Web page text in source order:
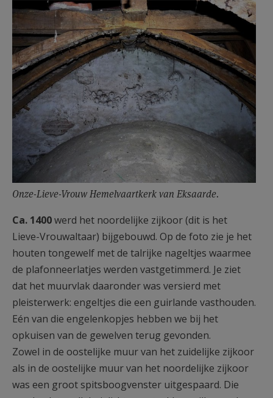
Onze-Lieve-Vrouw Hemelvaartkerk van Eksaarde.
Ca. 1400werd het noordelijke zijkoor (dit is het
Lieve-Vrouwaltaar) bijgebouwd. Op de foto zie je het
houten tongewelf met de talrijke nageltjes waarmee
de plafonneerlatjes werden vastgetimmerd. Je ziet
dat het muurvlak daaronder was versierd met
pleisterwerk: engeltjes die een guirlande vasthouden.
Eén van die engelenkopjes hebben we bij het
opkuisen van de gewelven terug gevonden.
Zowel in de oostelijke muur van het zuidelijke zijkoor
als in de oostelijke muur van het noordelijke zijkoor
was een groot spitsboogvenster uitgespaard. Die